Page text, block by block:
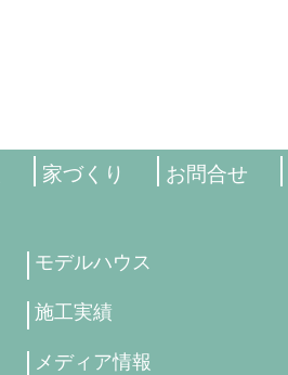
家づくり お問合せ
モデルハウス
施工実績
メディア情報